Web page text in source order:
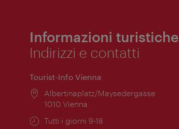
Informazioni turistiche
Indirizzi e contatti
Tourist-Info Vienna
Posizione:
Albertinaplatz/Maysedergasse
1010 Vienna
Orari
Tutti i giorni 9-18